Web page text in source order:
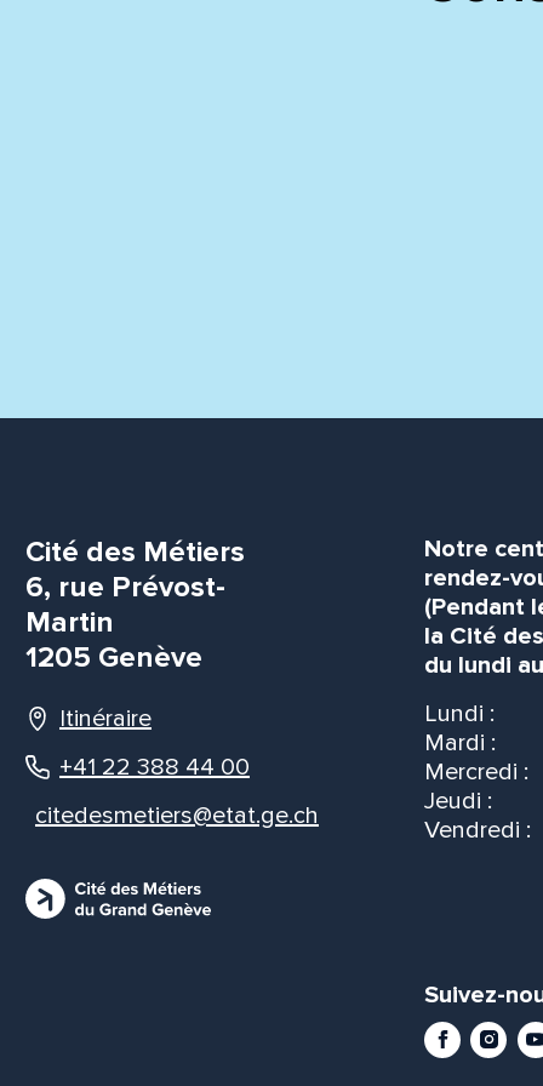
Cité des Métiers
6, rue Prévost-
Martin
1205 Genève
Itinéraire
+41 22 388 44 00
citedesmetiers@etat.ge.ch
Notre
rendez-
(Pendant
la Cité
du lundi
Lundi :
Mardi :
Mercredi :
Jeudi :
Vendredi :
Suivez-
Facebook